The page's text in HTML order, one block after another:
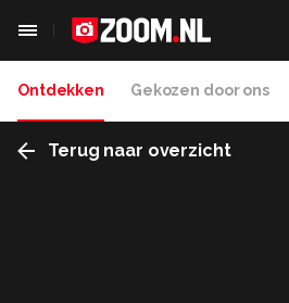
Ontdekken Gekozen door ons
Terug naar overzicht